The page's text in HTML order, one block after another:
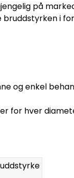
på
i
og enkel
for hver